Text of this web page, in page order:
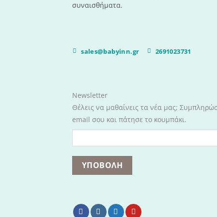
συναισθήματα.
sales@babyinn.gr 2691023731
Newsletter
Θέλεις να μαθαίνεις τα νέα μας;
email σου και πάτησε το κουμπάκι.